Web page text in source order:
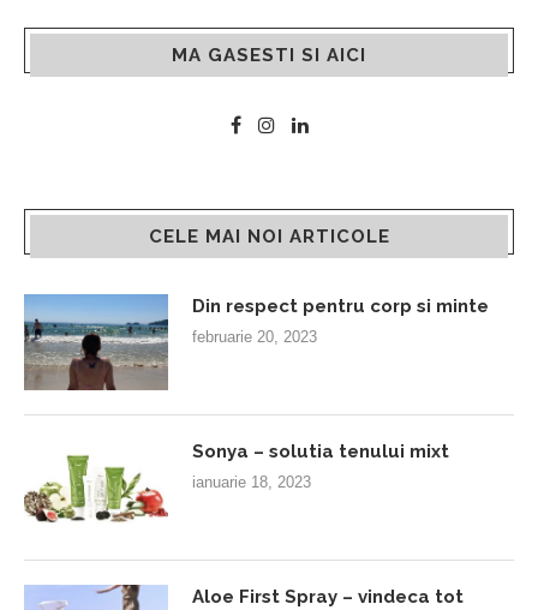
MA GASESTI SI AICI
CELE MAI NOI ARTICOLE
Din respect pentru corp si minte
februarie 20, 2023
Sonya – solutia tenului mixt
ianuarie 18, 2023
Aloe First Spray – vindeca tot